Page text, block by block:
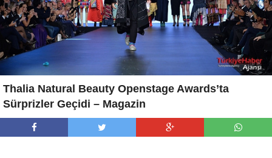
Thalia Natural Beauty Openstage Awards’ta
Sürprizler Geçidi – Magazin